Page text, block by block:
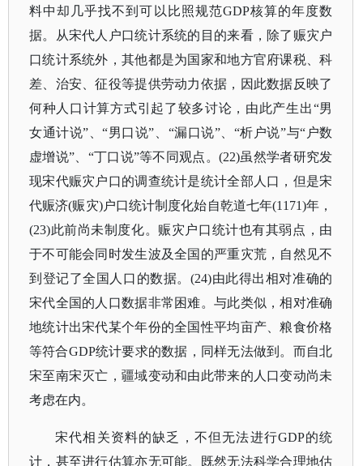
料中却几乎找不到可以比照规范GDP核算的年度数
据。从宋代人户口统计系统的目的来看，除了赈灾户
口统计系统外，其他都是为国家和地方官府课税、科
差、治安、征役等提供劳动力依据，因此数据反映了
何种人口计算方式引起了较多讨论，由此产生出“男
女通计说”、“男口说”、“漏口说”、“析户说”与“户数
虚增说”、“丁口说”等不同观点。(22)虽然学者研究发
现宋代赈灾户口的调查统计是统计全部人口，但是宋
代赈济(赈灾)户口统计制度化始自乾道七年(1171)年，
(23)此前尚未制度化。赈灾户口统计也有其弱点，由
于不可能会同时发生波及全国的严重灾荒，自然见不
到登记了全国人口的数据。(24)由此得出相对准确的
宋代全国的人口数据非常困难。与此类似，相对准确
地统计出宋代某个年份的全国性平均亩产、粮食价格
等符合GDP统计要求的数据，同样无法做到。而自北
宋至南宋灭亡，疆域变动和由此带来的人口变动尚未
考虑在内。
宋代相关资料的缺乏，不但无法进行GDP的统
计，甚至进行估算亦无可能。既然无法科学合理地估